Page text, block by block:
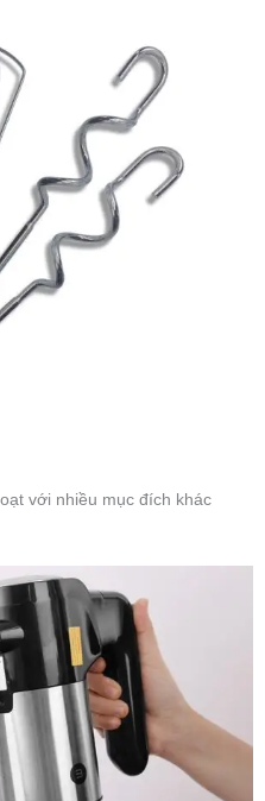
với nhiều mục đích khác